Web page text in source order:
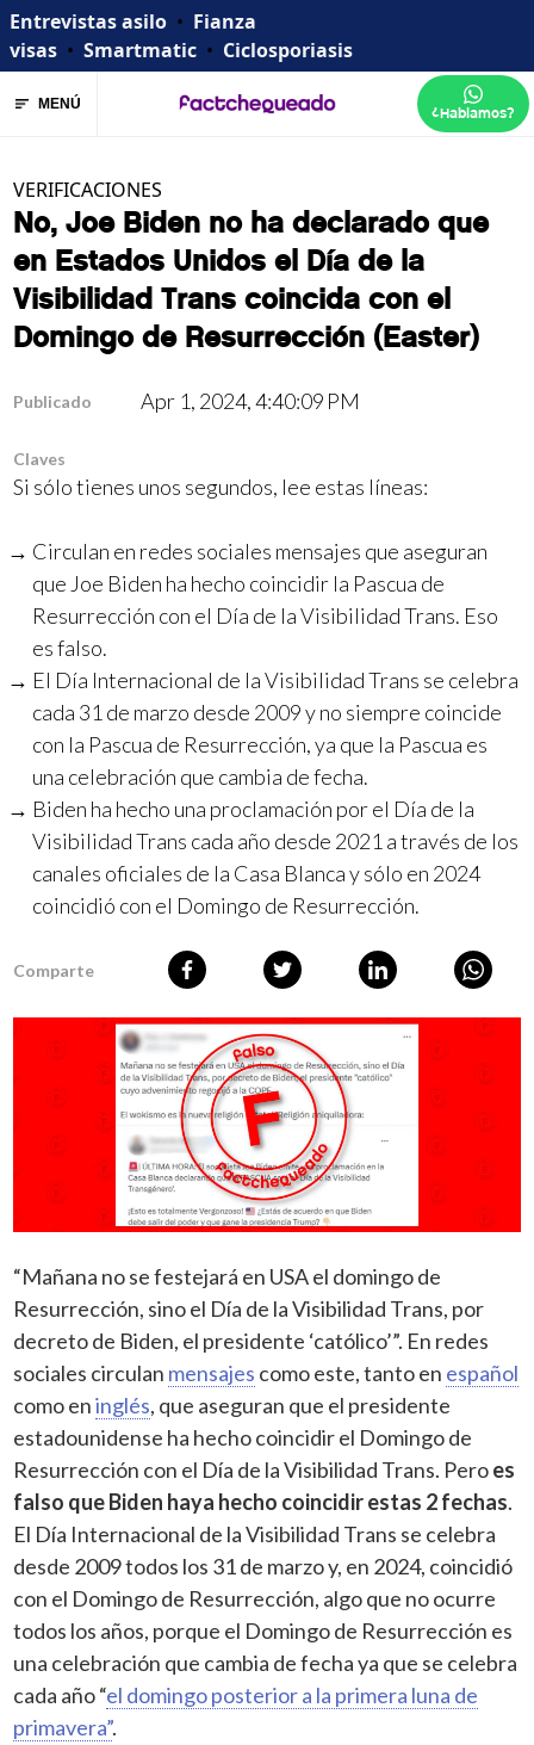
Entrevistas asilo • Fianza
visas • Smartmatic • Ciclosporiasis
MENÚ ¿Hablamos?
VERIFICACIONES
No, Joe Biden no ha declarado que
en Estados Unidos el Día de la
Visibilidad Trans coincida con el
Domingo de Resurrección (Easter)
Publicado Apr 1, 2024, 4:40:09 PM
Claves
Si sólo tienes unos segundos, lee estas líneas:
Circulan en redes sociales mensajes que aseguran
que Joe Biden ha hecho coincidir la Pascua de
Resurrección con el Día de la Visibilidad Trans. Eso
es falso.
El Día Internacional de la Visibilidad Trans se celebra
cada 31 de marzo desde 2009 y no siempre coincide
con la Pascua de Resurrección, ya que la Pascua es
una celebración que cambia de fecha.
Biden ha hecho una proclamación por el Día de la
Visibilidad Trans cada año desde 2021 a través de los
canales oficiales de la Casa Blanca y sólo en 2024
coincidió con el Domingo de Resurrección.
Comparte
“Mañana no se festejará en USA el domingo de
Resurrección, sino el Día de la Visibilidad Trans, por
decreto de Biden, el presidente ‘católico’”. En redes
sociales circulan mensajes como este, tanto en español
como eninglés, que aseguran que el presidente
estadounidense ha hecho coincidir el Domingo de
Resurrección con el Día de la Visibilidad Trans. Peroes
falso que Biden haya hecho coincidir estas 2 fechas.
El Día Internacional de la Visibilidad Trans se celebra
desde 2009 todos los 31 de marzo y, en 2024, coincidió
con el Domingo de Resurrección, algo que no ocurre
todos los años, porque el Domingo de Resurrección es
una celebración que cambia de fecha ya que se celebra
cada año “el domingo posterior a la primera luna de
primavera”.